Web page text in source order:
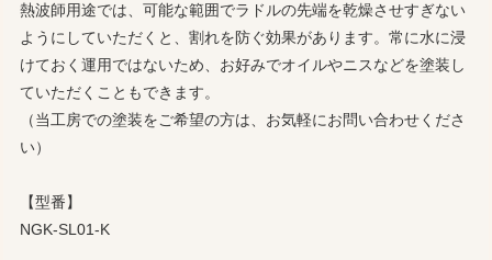
熱波師用途では、可能な範囲でラドルの先端を乾燥させすぎない
ようにしていただくと、割れを防ぐ効果があります。常に水に浸
けておく運用ではないため、お好みでオイルやニスなどを塗装し
ていただくこともできます。
（当工房での塗装をご希望の方は、お気軽にお問い合わせくださ
い）
【型番】
NGK-SL01-K